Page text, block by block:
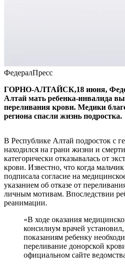
ФедералПресс
ГОРНО-АЛТАЙСК,18 июня,
Алтай мать ребенка-инвалида
переливания крови. Медики
региона спасли жизнь подростка.
В Республике Алтай подросток с
находился на грани жизни и
категорически отказывалась от
крови. Известно, что когда
подписала согласие на
указанием об отказе от
личным мотивам. Впоследствии
реанимации.
«В ходе оказания
консилиум врачей
показаниям ребенку
переливание донорской
официальном сайте